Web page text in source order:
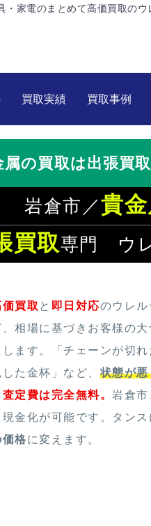
・家電のまとめて高価買取のウ
買取実績 買取事例
属の買取は出張買
岩倉市／貴
買取専門 ウ
レルヤで
価買取 と 即日対応のウレル
相場に基づきお客様の大
ます。「チェーンが切れ
た金杯」など、状態が
定費は完全無料。 岩倉市
金化が可能です。タンス
格に変えます。